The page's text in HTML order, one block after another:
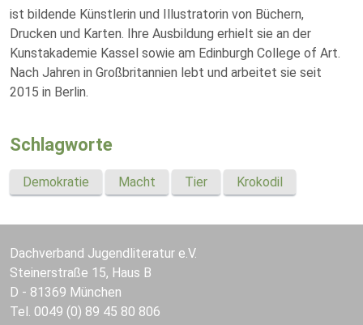
ist bildende Künstlerin und Illustratorin von Büchern,
Drucken und Karten. Ihre Ausbildung erhielt sie an der
Kunstakademie Kassel sowie am Edinburgh College of Art.
Nach Jahren in Großbritannien lebt und arbeitet sie seit
2015 in Berlin.
Schlagworte
Demokratie Macht Tier Krokodil
Dachverband Jugendliteratur e.V.
Steinerstraße 15, Haus B
D - 81369 München
Tel. 0049 (0) 89 45 80 806